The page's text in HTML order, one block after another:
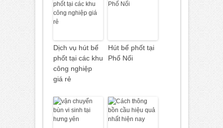
Dịch vụ hút bể
phốt tại các khu
công nghiệp
giá rẻ
Hút bể phốt tại
Phố Nối